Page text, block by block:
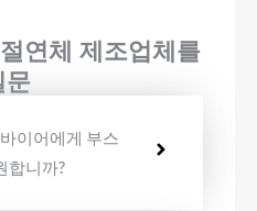
연체 제조업체를
문
이어에게 부스
합니까?